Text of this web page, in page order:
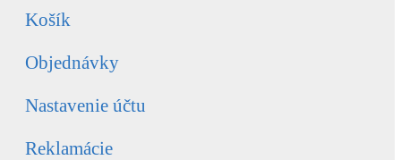
Košík
Objednávky
Nastavenie účtu
Reklamácie